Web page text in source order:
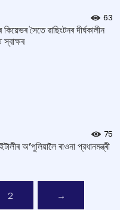
63
সৈতে ৱাছিংটনৰ দীৰ্ঘকালীন
75
অ’পুলিয়ালৈ ৰাওনা প্রধানমন্ত্ৰী
2 →